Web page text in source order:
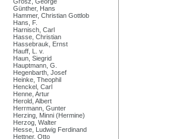
Günther, Hans
Hammer, Christian Gottlob
Hans, F.
Harnisch, Carl
Hasse, Christian
Hassebrauk, Ernst
Hauff, L. v.
Haun, Siegrid
Hauptmann, G.
Hegenbarth, Josef
Heinke, Theophil
Henckel, Carl
Henne, Artur
Herold, Albert
Herrmann, Gunter
Herzing, Minni (Hermine)
Herzog, Walter
Hesse, Ludwig Ferdinand
Hettner, Otto